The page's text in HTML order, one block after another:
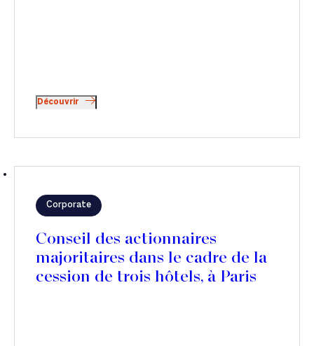
Découvrir
Corporate
Conseil des actionnaires
majoritaires dans le cadre de la
cession de trois hôtels, à Paris